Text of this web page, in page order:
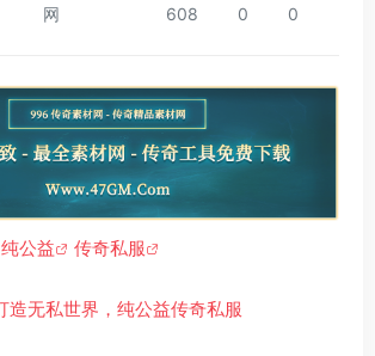
网
608 0 0
纯公益 传奇私服